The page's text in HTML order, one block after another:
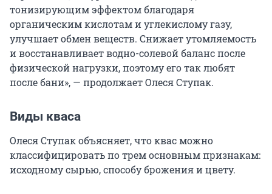
тонизирующим эффектом благодаря
органическим кислотам и углекислому газу,
улучшает обмен веществ. Снижает утомляемость
и восстанавливает водно-солевой баланс после
физической нагрузки, поэтому его так любят
после бани», — продолжает Олеся Ступак.
Виды кваса
Олеся Ступак объясняет, что квас можно
классифицировать по трем основным признакам:
исходному сырью, способу брожения и цвету.